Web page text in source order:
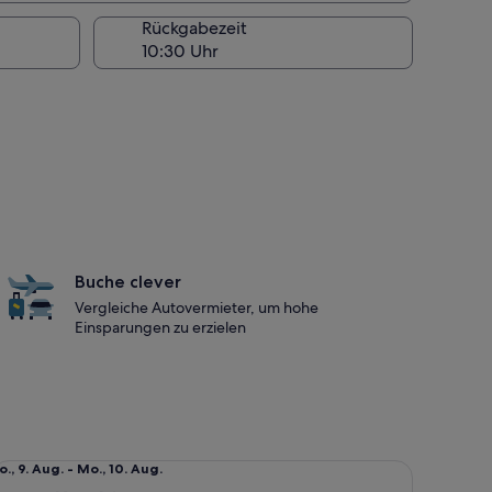
Rückgabezeit
Buche clever
Vergleiche Autovermieter, um hohe
Einsparungen zu erzielen
9. Aug. - Mo., 10. Aug.